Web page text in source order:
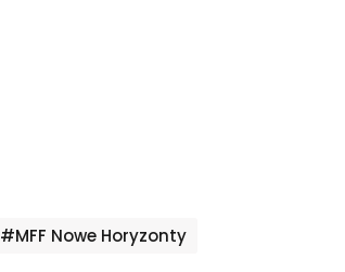
Tagi
#MFF Nowe Horyzonty